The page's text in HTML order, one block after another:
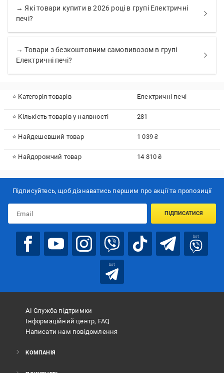
→ Які товари купити в 2026 році в групі Електричні
печі?
→ Товари з безкоштовним самовивозом в групі
Електричні печі?
⭐ Категорія товарів Електричні печі
⭐ Кількість товарів у наявності 281
⭐ Найдешевший товар 1 039 ₴
⭐ Найдорожчий товар 14 810 ₴
Підписуйтесь, щоб дізнаватись першим про акції та пропозиції
ПІДПИСАТИСЯ
bot
bot
АІ Служба підтримки
Інформаційний центр, FAQ
Написати нам повідомлення
КОМПАНІЯ